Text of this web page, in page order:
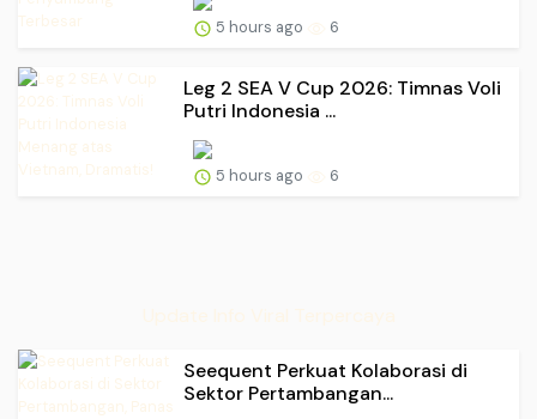
5 hours ago 6
Leg 2 SEA V Cup 2026: Timnas Voli
Putri Indonesia ...
5 hours ago 6
Seequent Perkuat Kolaborasi di
Sektor Pertambangan...